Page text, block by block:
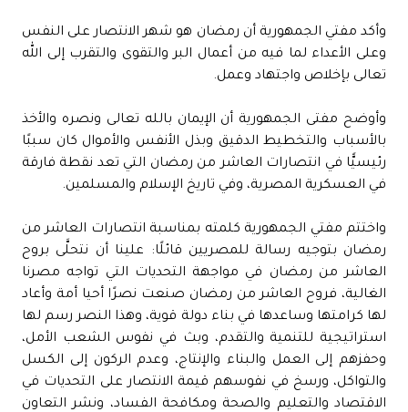
وأكد مفتي الجمهورية أن رمضان هو شهر الانتصار على النفس
وعلى الأعداء لما فيه من أعمال البر والتقوى والتقرب إلى الله
تعالى بإخلاص واجتهاد وعمل.
وأوضح مفتى الجمهورية أن الإيمان بالله تعالى ونصره والأخذ
بالأسباب والتخطيط الدقيق وبذل الأنفس والأموال كان سببًا
رئيسيًّا في انتصارات العاشر من رمضان التي تعد نقطة فارقة
في العسكرية المصرية، وفي تاريخ الإسلام والمسلمين.
واختتم مفتي الجمهورية كلمته بمناسبة انتصارات العاشر من
رمضان بتوجيه رسالة للمصريين قائلًا: علينا أن نتحلَّى بروح
العاشر من رمضان في مواجهة التحديات التي تواجه مصرنا
الغالية، فروح العاشر من رمضان صنعت نصرًا أحيا أمة وأعاد
لها كرامتها وساعدها في بناء دولة قوية، وهذا النصر رسم لها
استراتيجية للتنمية والتقدم، وبث في نفوس الشعب الأمل،
وحفزهم إلى العمل والبناء والإنتاج، وعدم الركون إلى الكسل
والتواكل، ورسخ في نفوسهم قيمة الانتصار على التحديات في
الاقتصاد والتعليم والصحة ومكافحة الفساد، ونشر التعاون